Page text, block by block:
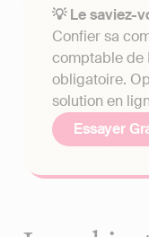
💡 Le saviez-
Confier sa
comptable de
obligatoire.
solution en
Essayer